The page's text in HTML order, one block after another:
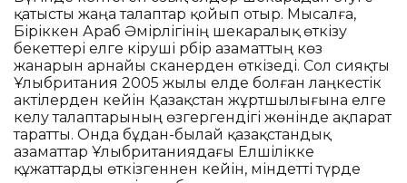
қатысты жаңа талаптар қойып отыр. Мысалға,
Біріккен Араб Әмірлігінің шекаралық өткізу
бекеттері елге кіруші әрбір азаматтың көз
жанарын арнайы сканерден өткізеді. Сол сияқты
Ұлыбритания 2005 жылы елде болған лаңкестік
актілерден кейін Қазақстан жұртшылығына елге
келу талаптарының өзгергендігі жөнінде ақпарат
таратты. Онда бұдан-былай қазақстандық
азаматтар Ұлыбританиядағы Елшілікке
құжаттарды өткізгеннен кейін, міндетті түрде